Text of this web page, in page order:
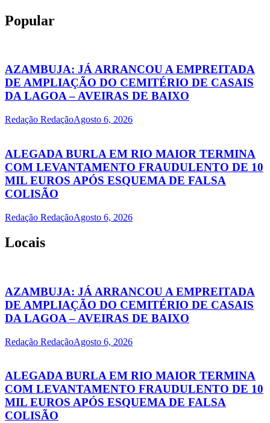
Popular
AZAMBUJA: JÁ ARRANCOU A EMPREITADA
DE AMPLIAÇÃO DO CEMITÉRIO DE CASAIS
DA LAGOA – AVEIRAS DE BAIXO
Redação RedaçãoAgosto 6, 2026
ALEGADA BURLA EM RIO MAIOR TERMINA
COM LEVANTAMENTO FRAUDULENTO DE 10
MIL EUROS APÓS ESQUEMA DE FALSA
COLISÃO
Redação RedaçãoAgosto 6, 2026
Locais
AZAMBUJA: JÁ ARRANCOU A EMPREITADA
DE AMPLIAÇÃO DO CEMITÉRIO DE CASAIS
DA LAGOA – AVEIRAS DE BAIXO
Redação RedaçãoAgosto 6, 2026
ALEGADA BURLA EM RIO MAIOR TERMINA
COM LEVANTAMENTO FRAUDULENTO DE 10
MIL EUROS APÓS ESQUEMA DE FALSA
COLISÃO